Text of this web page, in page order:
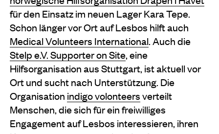
für den Einsatz im neuen Lager Kara Tepe.
Schon länger vor Ort auf Lesbos hilft auch
Medical Volunteers International. Auch die
Stelp e.V. Supporter on Site, eine
Hilfsorganisation aus Stuttgart, ist aktuell vor
Ort und sucht nach Unterstützung. Die
Organisation indigo volonteersverteilt
Menschen, die sich für ein freiwilliges
Engagement auf Lesbos interessieren, ihren